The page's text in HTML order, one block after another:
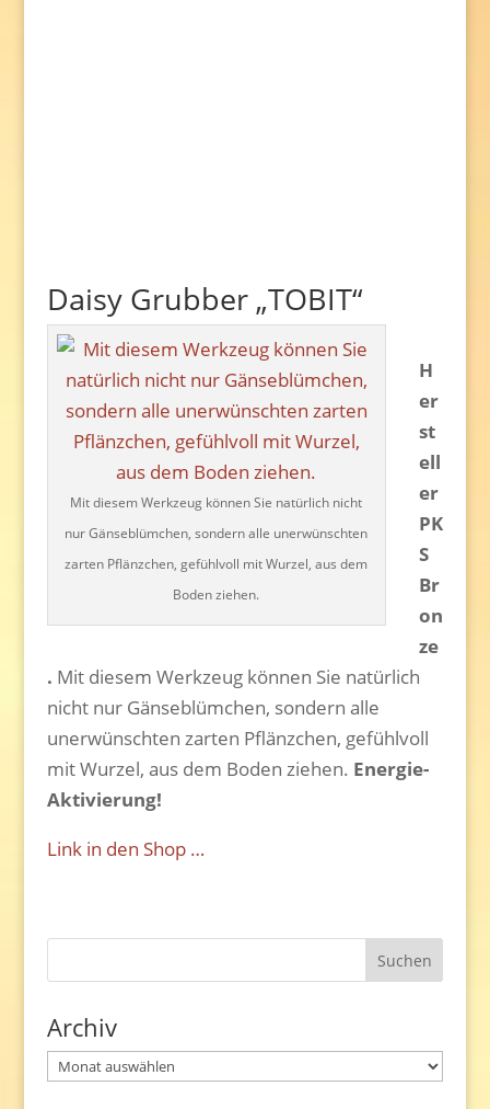
Daisy Grubber „TOBIT“
Mit diesem Werkzeug können Sie natürlich nicht
nur Gänseblümchen, sondern alle unerwünschten
zarten Pflänzchen, gefühlvoll mit Wurzel, aus dem
Boden ziehen.
H
er
st
ell
er
PK
S
Br
on
ze
. Mit diesem Werkzeug können Sie natürlich
nicht nur Gänseblümchen, sondern alle
unerwünschten zarten Pflänzchen, gefühlvoll
mit Wurzel, aus dem Boden ziehen. Energie-
Aktivierung!
Link in den Shop …
Archiv
Archiv